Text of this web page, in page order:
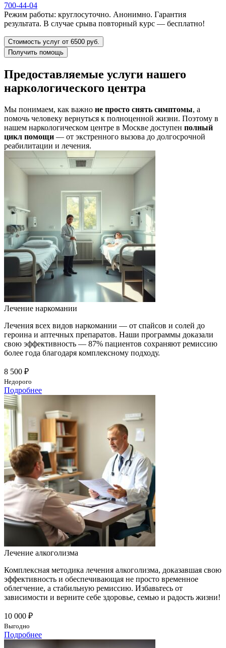
700-44-04
Режим работы: круглосуточно. Анонимно. Гарантия
результата. В случае срыва повторный курс — бесплатно!
Стоимость услуг от 6500 руб.
Получить помощь
Предоставляемые услуги нашего
наркологического центра
Мы понимаем, как важно не просто снять симптомы, а
помочь человеку вернуться к полноценной жизни. Поэтому в
нашем наркологическом центре в Москве доступен полный
цикл помощи — от экстренного вызова до долгосрочной
реабилитации и лечения.
Лечение наркомании
Лечения всех видов наркомании — от спайсов и солей до
героина и аптечных препаратов. Наши программы доказали
свою эффективность — 87% пациентов сохраняют ремиссию
более года благодаря комплексному подходу.
8 500 ₽
Недорого
Подробнее
Лечение алкоголизма
Комплексная методика лечения алкоголизма, доказавшая свою
эффективность и обеспечивающая не просто временное
облегчение, а стабильную ремиссию. Избавьтесь от
зависимости и верните себе здоровье, семью и радость жизни!
10 000 ₽
Выгодно
Подробнее